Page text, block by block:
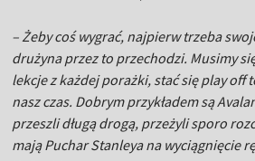
– Żeby coś wygrać, najpierw trzeba
drużyna przez to przechodzi. Musimy
lekcje z każdej porażki, stać się play off
nasz czas. Dobrym przykładem są
przeszli długą drogą, przeżyli sporo
mają Puchar Stanleya na wyciągnięcie